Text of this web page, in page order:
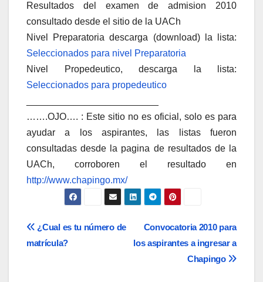
Resultados del examen de admision 2010
consultado desde el sitio de la UACh
Nivel Preparatoria descarga (download) la lista:
Seleccionados para nivel Preparatoria
Nivel Propedeutico, descarga la lista:
Seleccionados para propedeutico
…….OJO…. : Este sitio no es oficial, solo es para
ayudar a los aspirantes, las listas fueron
consultadas desde la pagina de resultados de la
UACh, corroboren el resultado en
http://www.chapingo.mx/
Navegación
Convocatoria 2010 para
los aspirantes a ingresar a
Chapingo
¿Cual es tu número de
matrícula?